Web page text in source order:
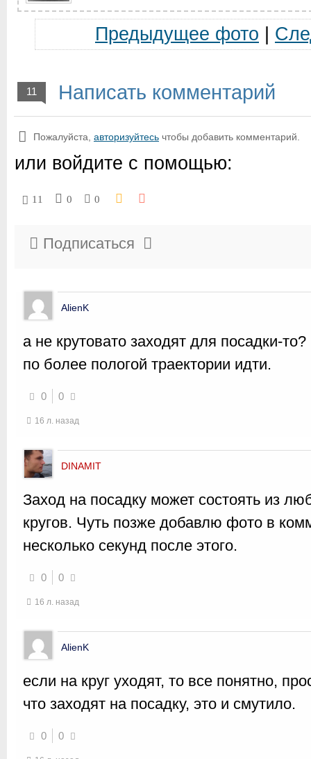
Предыдущее фото
11 Написать комментарий
Пожалуйста, авторизуйтесь чтобы добавить комментарий.
или войдите с помощью:
11 0 0
Подписаться
AlienK
а не крутовато заходят для посадки-
по более пологой траектории идти.
0 0
16 л. назад
DINAMIT
Заход на посадку может состоять из
кругов. Чуть позже добавлю фото в
несколько секунд после этого.
0 0
16 л. назад
AlienK
если на круг уходят, то все понятно,
что заходят на посадку, это и смутило.
0 0